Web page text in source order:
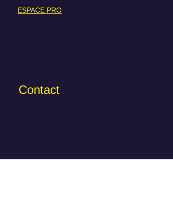
ESPACE PRO
Contact